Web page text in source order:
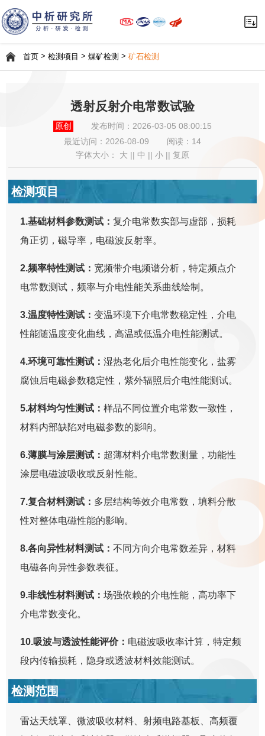
首页> 检测项目 > 煤矿检测 > 矿石检测
透射反射介电常数试验
原创
发布时间：2026-03-05 08:00:15
最近访问：2026-08-09
阅读：14
字体大小： 大 中 小 复原
检测项目
1.基础材料参数测试：复介电常数实部与虚部，损耗
角正切，磁导率，电磁波反射率。
2.频率特性测试： 宽频带介电频谱分析，特定频点介
电常数测试，频率与介电性能关系曲线绘制。
3.温度特性测试：变温环境下介电常数稳定性，介电
性能随温度变化曲线，高温或低温介电性能测试。
4.环境可靠性测试：湿热老化后介电性能变化，盐雾
腐蚀后电磁参数稳定性，紫外辐照后介电性能测试。
5.材料均匀性测试：样品不同位置介电常数一致性，
材料内部缺陷对电磁参数的影响。
6.薄膜与涂层测试： 超薄材料介电常数测量，功能性
涂层电磁波吸收或反射性能。
7.复合材料测试： 多层结构等效介电常数，填料分散
性对整体电磁性能的影响。
8.各向异性材料测试：不同方向介电常数差异，材料
电磁各向异性参数表征。
9.非线性材料测试：场强依赖的介电性能，高功率下
介电常数变化。
10.吸波与透波性能评价： 电磁波吸收率计算，特定频
段内传输损耗，隐身或透波材料效能测试。
检测范围
雷达天线罩、微波吸收材料、射频电路基板、高频覆